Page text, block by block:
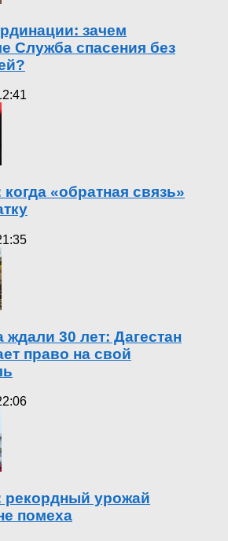
зачем
Служба спасения без
когда «обратная связь»
ждали 30 лет: Дагестан
право на свой
рекордный урожай
помеха